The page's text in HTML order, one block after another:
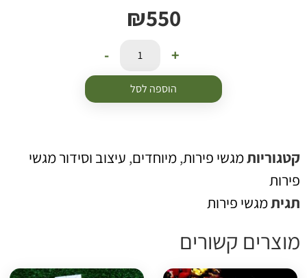
₪550
הוספה לסל
מגשי פירות,מיוחדים,עיצוב וסידור מגשי
מגשי פירות
קשורים